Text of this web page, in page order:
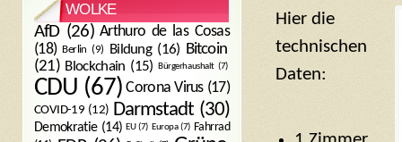
Hier die
technischen
Daten:
WOLKE
AfD(26) Arthuro de las Cosas
(18) Berlin (9) Bildung(16) Bitcoin
(21) Blockchain (15) Bürgerhaushalt (7)
CDU (67) Corona Virus(17)
COVID-19 (12) Darmstadt (30)
Demokratie(14) EU(7) Europa(7) Fahrrad